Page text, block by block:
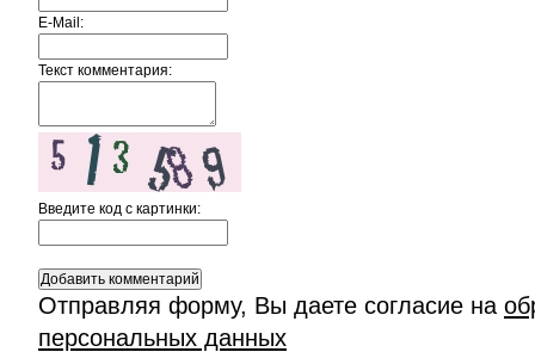
E-Mail:
Текст комментария:
Введите код c картинки:
Отправляя форму, Вы даете согласие на
персональных данных